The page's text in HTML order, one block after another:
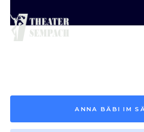
Saison vor
ANNA BÄBI IM